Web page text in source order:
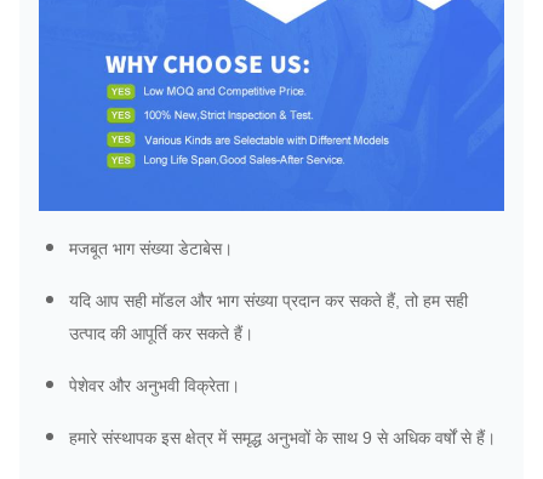
मजबूत भाग संख्या डेटाबेस।
यदि आप सही मॉडल और भाग संख्या प्रदान कर सकते हैं, तो हम सही
उत्पाद की आपूर्ति कर सकते हैं।
पेशेवर और अनुभवी विक्रेता।
हमारे संस्थापक इस क्षेत्र में समृद्ध अनुभवों के साथ 9 से अधिक वर्षों से हैं।